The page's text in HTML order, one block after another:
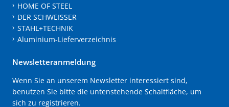
HOME OF STEEL
DER SCHWEISSER
STAHL+TECHNIK
Aluminium-Lieferverzeichnis
Newsletteranmeldung
Wenn Sie an unserem Newsletter interessiert sind,
benutzen Sie bitte die untenstehende Schaltfläche, um
sich zu registrieren.